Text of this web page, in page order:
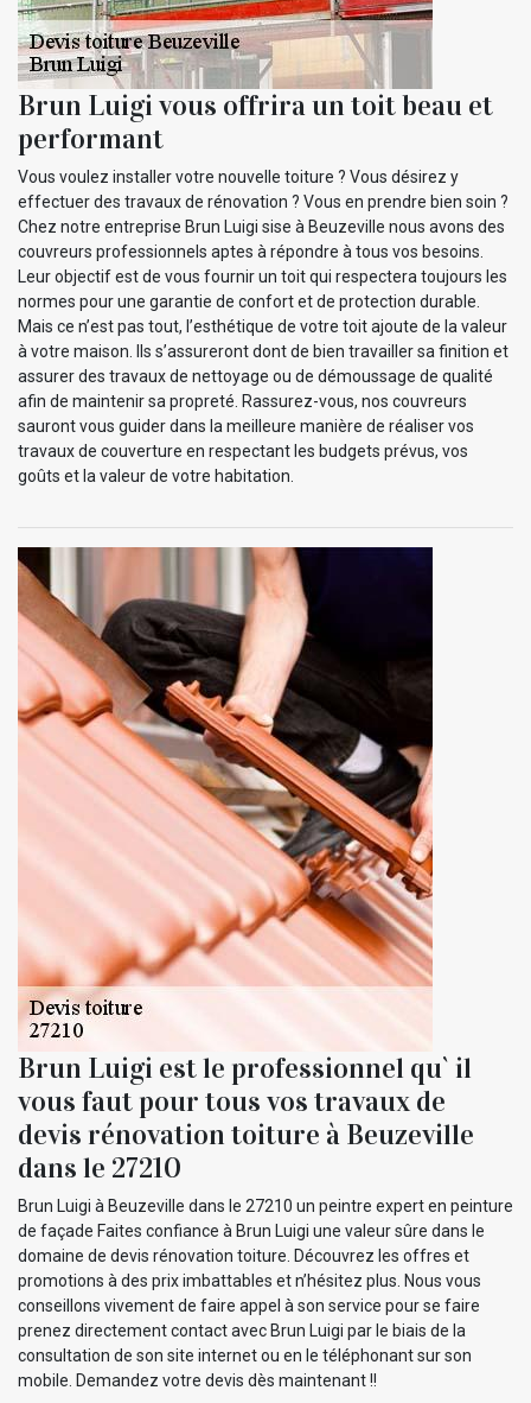
Brun Luigi vous offrira un toit beau et
performant
Vous voulez installer votre nouvelle toiture ? Vous désirez y
effectuer des travaux de rénovation ? Vous en prendre bien soin ?
Chez notre entreprise Brun Luigi sise à Beuzeville nous avons des
couvreurs professionnels aptes à répondre à tous vos besoins.
Leur objectif est de vous fournir un toit qui respectera toujours les
normes pour une garantie de confort et de protection durable.
Mais ce n’est pas tout, l’esthétique de votre toit ajoute de la valeur
à votre maison. Ils s’assureront dont de bien travailler sa finition et
assurer des travaux de nettoyage ou de démoussage de qualité
afin de maintenir sa propreté. Rassurez-vous, nos couvreurs
sauront vous guider dans la meilleure manière de réaliser vos
travaux de couverture en respectant les budgets prévus, vos
goûts et la valeur de votre habitation.
Brun Luigi est le professionnel qu` il
vous faut pour tous vos travaux de
devis rénovation toiture à Beuzeville
dans le 27210
Brun Luigi à Beuzeville dans le 27210 un peintre expert en peinture
de façade Faites confiance à Brun Luigi une valeur sûre dans le
domaine de devis rénovation toiture. Découvrez les offres et
promotions à des prix imbattables et n’hésitez plus. Nous vous
conseillons vivement de faire appel à son service pour se faire
prenez directement contact avec Brun Luigi par le biais de la
consultation de son site internet ou en le téléphonant sur son
mobile. Demandez votre devis dès maintenant !!